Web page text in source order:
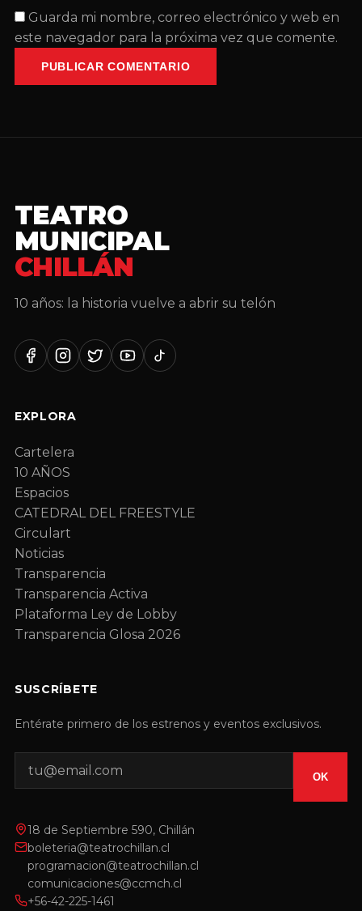
Guarda mi nombre, correo electrónico y web en
este navegador para la próxima vez que comente.
PUBLICAR COMENTARIO
TEATRO
MUNICIPAL
CHILLÁN
10 años: la historia vuelve a abrir su telón
FacebookInstagram
TwitterYouTube
TikTok
EXPLORA
Cartelera
10 AÑOS
Espacios
CATEDRAL DEL FREESTYLE
Circulart
Noticias
Transparencia
Transparencia Activa
Plataforma Ley de Lobby
Transparencia Glosa 2026
SUSCRÍBETE
Entérate primero de los estrenos y eventos exclusivos.
OK
18 de Septiembre 590, Chillán
boleteria@teatrochillan.cl
programacion@teatrochillan.cl
comunicaciones@ccmch.cl
+56-42-225-1461